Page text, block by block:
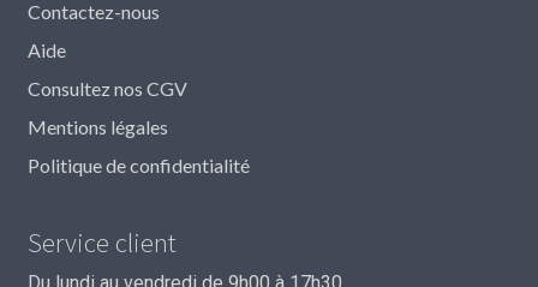
Contactez-nous
Aide
Consultez nos CGV
Mentions légales
Politique de confidentialité
Service client